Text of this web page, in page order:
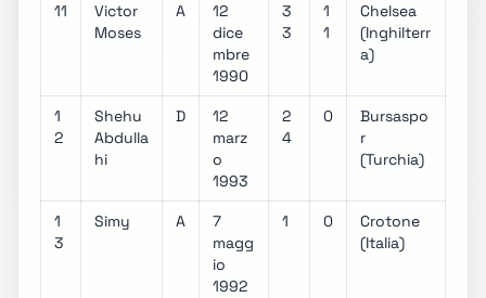
11
Victor
Moses
A
12
dice
mbre
1990
3
3
1
1
Chelsea
(Inghilterr
a)
1
2
Shehu
Abdulla
hi
D
12
marz
o
1993
2
4
0
Bursaspo
r
(Turchia)
1
3
Simy A
7
magg
io
1992
1 0
Crotone
(Italia)